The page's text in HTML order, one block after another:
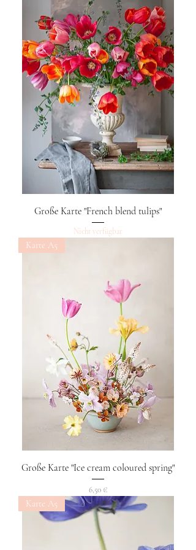
Große Karte "French blend tulips"
Nicht verfügbar
Karte A5
Große Karte "Ice cream coloured spring"
Preis
6,50 €
Karte A5